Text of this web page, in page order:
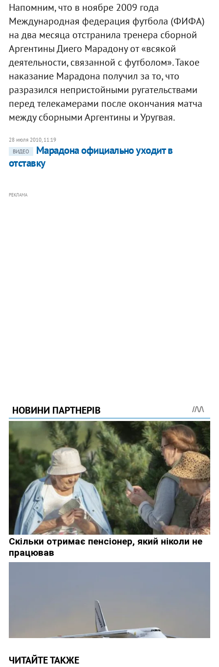
Напомним, что в ноябре 2009 года
Международная федерация футбола (ФИФА)
на два месяца отстранила тренера сборной
Аргентины Диего Марадону от «всякой
деятельности, связанной с футболом». Такое
наказание Марадона получил за то, что
разразился непристойными ругательствами
перед телекамерами после окончания матча
между сборными Аргентины и Уругвая.
28 июля 2010, 11:19
ВИДЕО
Марадона официально уходит в
отставку
РЕКЛАМА
ЧИТАЙТЕ ТАКЖЕ